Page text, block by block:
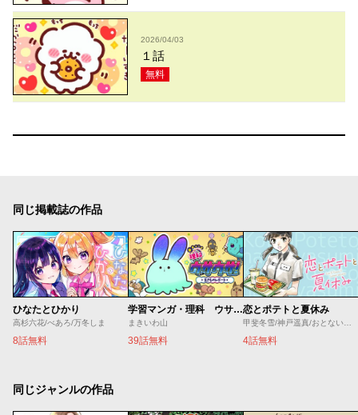
2026/04/03
１話
無料
同じ掲載誌の作品
ひなたとひかり
高杉六花/べあろ/万冬しま
8話無料
学習マンガ・理科 ウサウサ！
まきいわ山
39話無料
恋とポテトと夏休み
4話無料
同じジャンルの作品